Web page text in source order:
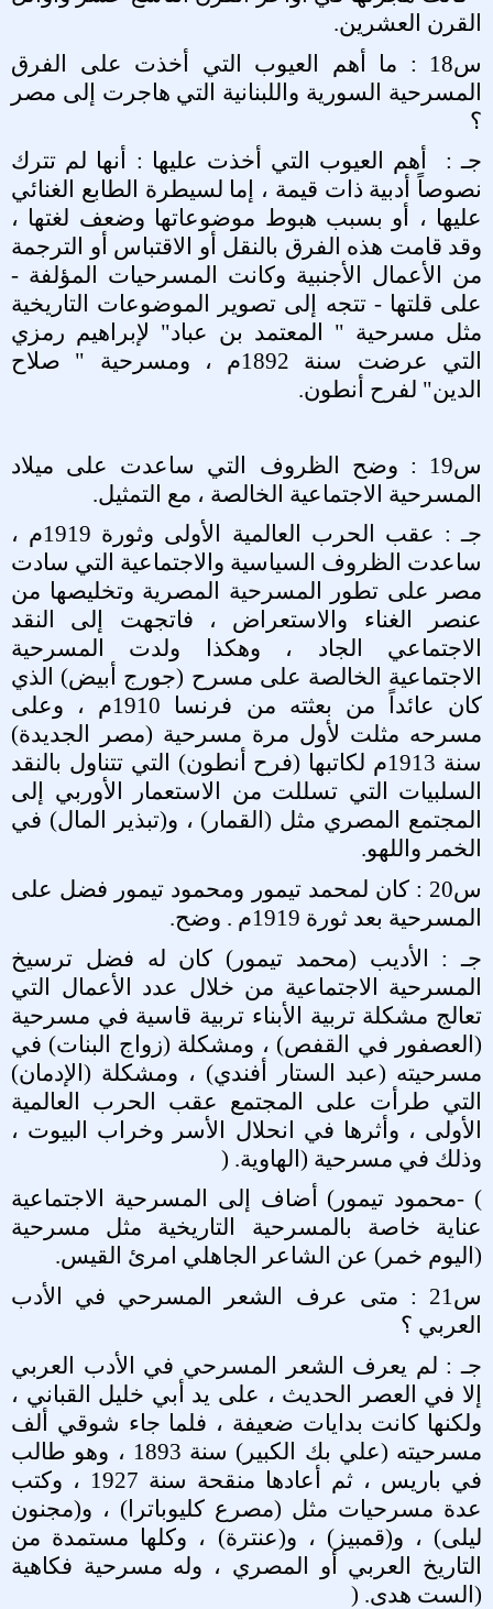
القرن العشرين.
س18 : ما أهم العيوب التي أخذت على الفرق
المسرحية السورية واللبنانية التي هاجرت إلى مصر
؟
جـ :
أهم العيوب التي أخذت عليها : أنها لم تترك
نصوصاً أدبية ذات قيمة ، إما لسيطرة الطابع الغنائي
عليها ، أو بسبب هبوط موضوعاتها وضعف لغتها ،
وقد قامت هذه الفرق بالنقل أو الاقتباس أو الترجمة
من الأعمال الأجنبية وكانت المسرحيات المؤلفة -
على قلتها - تتجه إلى تصوير الموضوعات التاريخية
مثل مسرحية " المعتمد بن عباد" لإبراهيم رمزي
التي عرضت سنة 1892م ، ومسرحية " صلاح
الدين" لفرح أنطون.
س19 : وضح الظروف التي ساعدت على ميلاد
المسرحية الاجتماعية الخالصة ، مع التمثيل.
جـ : عقب الحرب العالمية الأولى وثورة 1919م ،
ساعدت الظروف السياسية والاجتماعية التي سادت
مصر على تطور المسرحية المصرية وتخليصها من
عنصر الغناء والاستعراض ، فاتجهت إلى النقد
الاجتماعي الجاد ، وهكذا ولدت المسرحية
الاجتماعية الخالصة على مسرح (جورج أبيض) الذي
كان عائداً من بعثته من فرنسا 1910م ، وعلى
مسرحه مثلت لأول مرة مسرحية (مصر الجديدة)
سنة 1913م لكاتبها (فرح أنطون) التي تتناول بالنقد
السلبيات التي تسللت من الاستعمار الأوربي إلى
المجتمع المصري مثل (القمار) ، و(تبذير المال) في
الخمر واللهو.
س20 : كان لمحمد تيمور ومحمود تيمور فضل على
المسرحية بعد ثورة 1919م . وضح
.
جـ : الأديب (محمد تيمور) كان له فضل ترسيخ
المسرحية الاجتماعية من خلال عدد الأعمال التي
تعالج مشكلة تربية الأبناء تربية قاسية في مسرحية
(العصفور في القفص) ، ومشكلة (زواج البنات) في
مسرحيته (عبد الستار أفندي) ، ومشكلة (الإدمان)
التي طرأت على المجتمع عقب الحرب العالمية
الأولى ، وأثرها في انحلال الأسر وخراب البيوت ،
وذلك في مسرحية (الهاوية) .
- (محمود تيمور) أضاف إلى المسرحية الاجتماعية
عناية خاصة بالمسرحية التاريخية مثل مسرحية
(اليوم خمر) عن الشاعر الجاهلي امرئ القيس.
س21 : متى عرف الشعر المسرحي في الأدب
العربي ؟
جـ : لم يعرف الشعر المسرحي في الأدب العربي
إلا في العصر الحديث ، على يد أبي خليل القباني ،
ولكنها كانت بدايات ضعيفة ، فلما جاء شوقي ألف
مسرحيته (علي بك الكبير) سنة 1893 ، وهو طالب
في باريس ، ثم أعادها منقحة سنة 1927 ، وكتب
عدة مسرحيات مثل (مصرع كليوباترا) ، و(مجنون
ليلى) ، و(قمبيز) ، و(عنترة) ، وكلها مستمدة من
التاريخ العربي أو المصري ، وله مسرحية فكاهية
(الست هدى) .